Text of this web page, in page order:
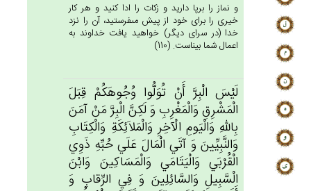
و نماز را برپا داريد و زكات را ادا كنيد و هر كار
خيرى را براى خود از پيش مى‏فرستيد، آن را نزد
خدا (در سراى ديگر) خواهيد يافت خداوند به
اعمال شما بيناست. (110)
لَيْس‌َ الْبِرَّ أَن‌ْ تُوَلُّوا وُجُوهَكُم‌ْ قِبَل‌َ
الْمَشْرِق‌ِ وَالْمَغْرِب‌ِ وَ لَكِنَّ‌ الْبِرَّ مَن‌ْ آمَن‌َ
بِالله‌ِ وَالْيَوم‌ِ الْآخِرِ وَالْمَلاَئِكَة‌ِ وَالْكِتَاب‌ِ
وَالنَّبِيِّين‌َ وَ آتَي‌ الْمَال‌َ عَلَي‌ حُبِّه‌ِ ذَوِي‌
الْقُرْبَي‌ وَالْيَتَامَي‌ وَالْمَسَاكِين‌َ وَابْن‌َ
الْسَّبِيل‌ِ وَالسَّائِلِين‌َ وَ فِي‌ الرِّقاب‌ِ وَ